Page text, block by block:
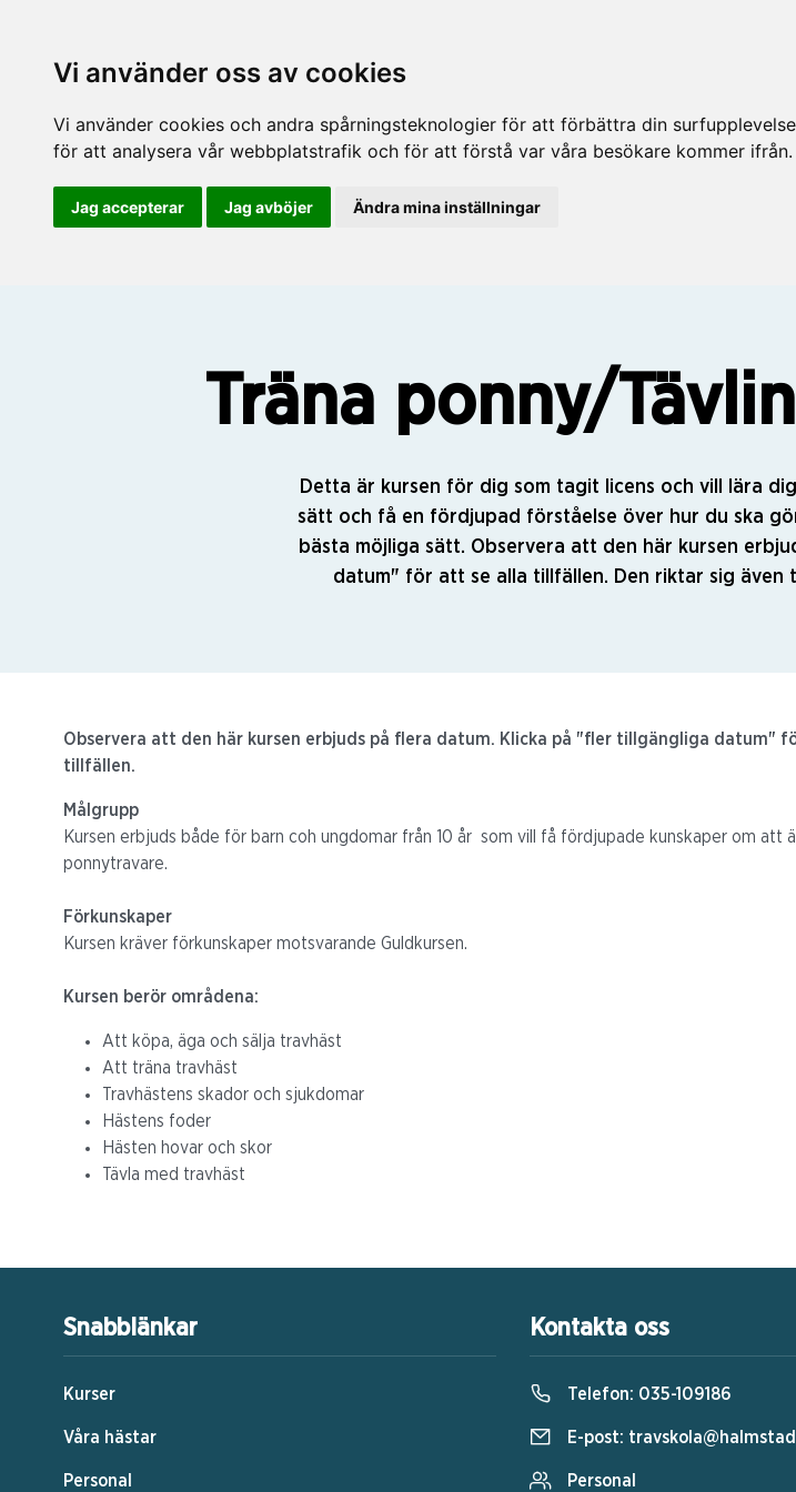
Vi använder oss av cookies
Vi använder cookies och andra spårningsteknologier för att förbättra din
för att analysera vår webbplatstrafik och för att förstå var våra besökare kommer ifrån.
Jag accepterar Jag avböjer Ändra mina inställningar
Träna ponny/
Detta är kursen för dig som tagit licens och vill lära
sätt och få en fördjupad förståelse över hur du ska
bästa möjliga sätt. Observera att den här kursen
datum" för att se alla tillfällen. Den riktar sig även
Observera att den här kursen erbjuds på flera datum. Klicka på "fler tillgängliga datum"
tillfällen.
Målgrupp
Kursen erbjuds både för barn coh ungdomar från 10 år som vill få fördjupade kunskaper om att
ponnytravare.
Förkunskaper
Kursen kräver förkunskaper motsvarande Guldkursen.
Kursen berör områdena:
Att köpa, äga och sälja travhäst
Att träna travhäst
Travhästens skador och sjukdomar
Hästens foder
Hästen hovar och skor
Tävla med travhäst
Snabblänkar
Kurser
Våra hästar
Personal
Kontakta oss
Telefon: 035-109186
E-post:
Personal